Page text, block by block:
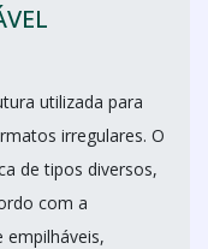
utilizada para
irregulares. O
de tipos diversos,
com a
empilháveis,